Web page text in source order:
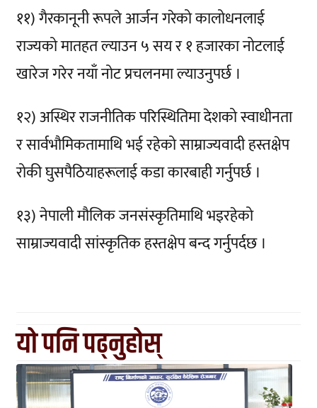
११) गैरकानूनी रूपले आर्जन गरेको कालोधनलाई
राज्यको मातहत ल्याउन ५ सय र १ हजारका नोटलाई
खारेज गरेर नयाँ नोट प्रचलनमा ल्याउनुपर्छ ।
१२) अस्थिर राजनीतिक परिस्थितिमा देशको स्वाधीनता
र सार्वभौमिकतामाथि भई रहेको साम्राज्यवादी हस्तक्षेप
रोकी घुसपैठियाहरूलाई कडा कारबाही गर्नुपर्छ ।
१३) नेपाली मौलिक जनसंस्कृतिमाथि भइरहेको
साम्राज्यवादी सांस्कृतिक हस्तक्षेप बन्द गर्नुपर्दछ ।
यो पनि पढ्नुहोस्